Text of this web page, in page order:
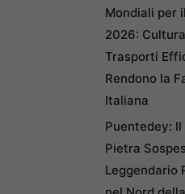
Mondiali per
2026:
Trasporti
Rendono la
Italiana
Puentedey: Il
Pietra
Leggendario